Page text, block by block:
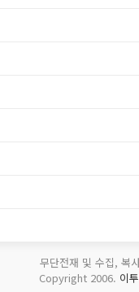
무단전재 및 수집, 복
Copyright 2006. 이